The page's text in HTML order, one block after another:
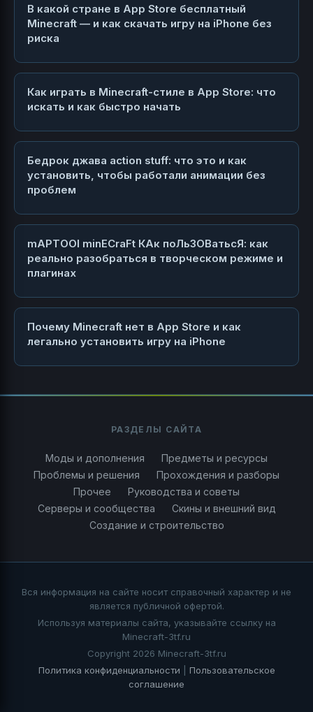
В какой стране в App Store бесплатный
Minecraft — и как скачать игру на iPhone без
риска
Как играть в Minecraft-стиле в App Store: что
искать и как быстро начать
Бедрок джава action stuff: что это и как
установить, чтобы работали анимации без
проблем
mAPTOOl minECraFt КАк поЛьЗОВатьсЯ: как
реально разобраться в творческом режиме и
плагинах
Почему Minecraft нет в App Store и как
легально установить игру на iPhone
РАЗДЕЛЫ САЙТА
Моды и дополнения
Предметы и ресурсы
Проблемы и решения
Прохождения и разборы
Прочее
Руководства и советы
Серверы и сообщества
Скины и внешний вид
Создание и строительство
Вся информация на сайте носит справочный характер и не
является публичной офертой.
Используя материалы сайта, указывайте ссылку на
Minecraft-3tf.ru
Copyright 2026 Minecraft-3tf.ru
Политика конфиденциальности
Пользовательское
соглашение